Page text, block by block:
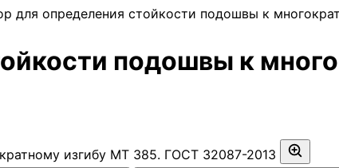
для определения стойкости подошвы к
подошвы к